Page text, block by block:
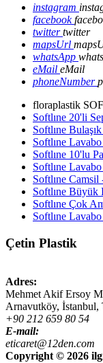
instagram
facebook
twittertwitter
mapsUrl
whatsApp
eMail eMail
phoneNumber
floraplastik
Softlıne 20'li
Softlıne
Softlıne Lavabo
Softlıne 10'lu
Softlıne
Softlıne Camsil
Softlıne Büyük
Softlıne Çok
Softlıne
Çetin Plastik
Adres:
Mehmet Akif Ersoy
Arnavutköy, İstanbul,
+90 212 659 80 54
E-mail:
eticaret@12den.com
Copyright © 2026